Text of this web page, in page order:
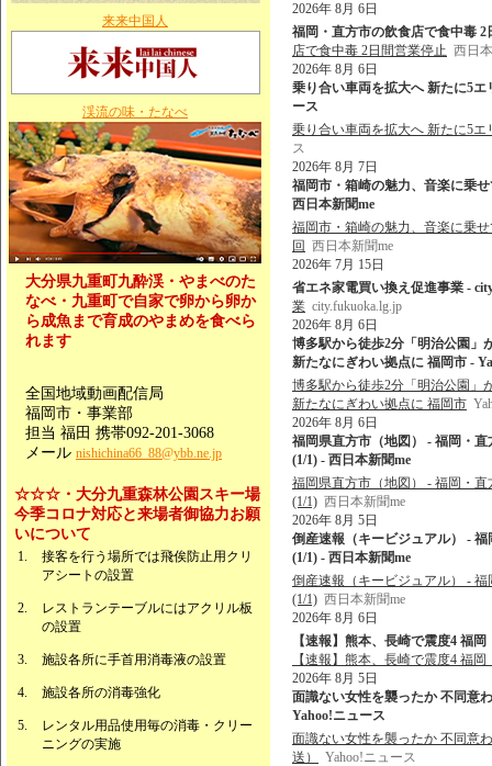
来来中国人
渓流の味・たなべ
大分県九重町九酔渓・やまべのた
なべ・九重町で自家で卵から卵か
ら成魚まで育成のやまめを食べら
れます
全国地域動画配信局
福岡市・事業部
担当 福田 携帯092-201-3068
メール nishichina66_88@ybb.ne.jp
☆☆☆・大分九重森林公園スキー場
今季コロナ対応と来場者御協力お願
いについて
接客を行う場所では飛俟防止用クリ
アシートの設置
レストランテーブルにはアクリル板
の設置
施設各所に手首用消毒液の設置
施設各所の消毒強化
レンタル用品使用毎の消毒・クリー
ニングの実施
2026年 8月 6日
福岡・直方市の飲食店で食中毒 2
店で食中毒 2日間営業停止 西日
2026年 8月 6日
乗り合い車両を拡大へ 新たに5エ
ース
乗り合い車両を拡大へ 新たに5
ス
2026年 8月 7日
福岡市・箱崎の魅力、音楽に乗
西日本新聞me
福岡市・箱崎の魅力、音楽に乗
回 西日本新聞me
2026年 7月 15日
省エネ家電買い換え促進事業 -
業 city.fukuoka.lg.jp
2026年 8月 6日
博多駅から徒歩2分「明治公園」
新たなにぎわい拠点に 福岡市 -
博多駅から徒歩2分「明治公園」
新たなにぎわい拠点に 福岡市
2026年 8月 6日
福岡県直方市（地図） - 福岡・
(1/1) - 西日本新聞me
福岡県直方市（地図） - 福岡・
(1/1) 西日本新聞me
2026年 8月 5日
倒産速報（キービジュアル） -
(1/1) - 西日本新聞me
倒産速報（キービジュアル） -
(1/1) 西日本新聞me
2026年 8月 6日
【速報】熊本、長崎で震度4 福
【速報】熊本、長崎で震度4 福
2026年 8月 5日
面識ない女性を襲ったか 不同意
Yahoo!ニュース
面識ない女性を襲ったか 不同意
送）
Yahoo!ニュース